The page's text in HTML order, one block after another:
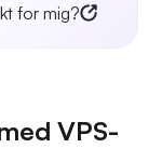
for mig?
VPS-